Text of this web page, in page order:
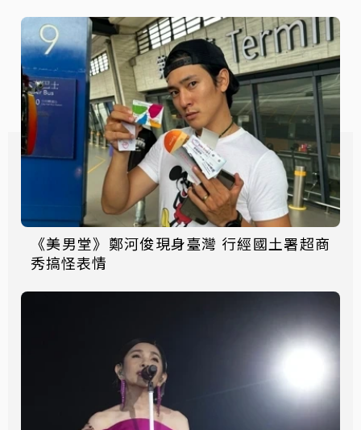
《美男堂》鄭河俊現身臺灣 行經國土署超商
秀搞怪表情